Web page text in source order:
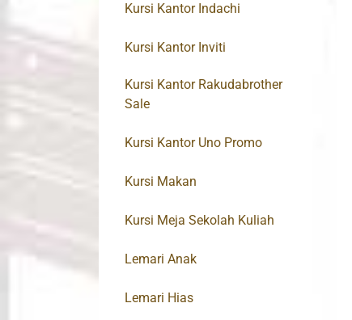
Kursi Kantor Indachi
Kursi Kantor Inviti
Kursi Kantor Rakudabrother
Sale
Kursi Kantor Uno Promo
Kursi Makan
Kursi Meja Sekolah Kuliah
Lemari Anak
Lemari Hias